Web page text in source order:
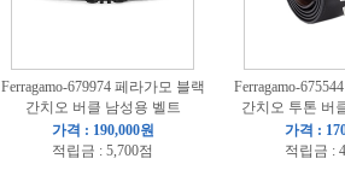
Ferragamo-679974 페라가모 블랙
간치오 버클 남성용 벨트
가격 : 190,000원
적립금 : 5,700점
Ferragamo-
간치오 투톤 버
가격 :
적립금 :